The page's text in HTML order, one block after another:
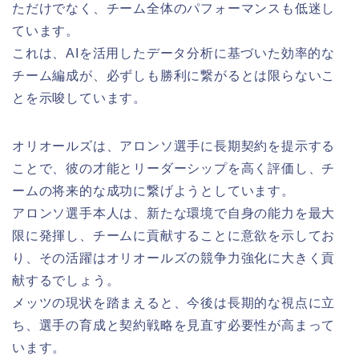
ただけでなく、チーム全体のパフォーマンスも低迷し
ています。
これは、AIを活用したデータ分析に基づいた効率的な
チーム編成が、必ずしも勝利に繋がるとは限らないこ
とを示唆しています。
オリオールズは、アロンソ選手に長期契約を提示する
ことで、彼の才能とリーダーシップを高く評価し、チ
ームの将来的な成功に繋げようとしています。
アロンソ選手本人は、新たな環境で自身の能力を最大
限に発揮し、チームに貢献することに意欲を示してお
り、その活躍はオリオールズの競争力強化に大きく貢
献するでしょう。
メッツの現状を踏まえると、今後は長期的な視点に立
ち、選手の育成と契約戦略を見直す必要性が高まって
います。